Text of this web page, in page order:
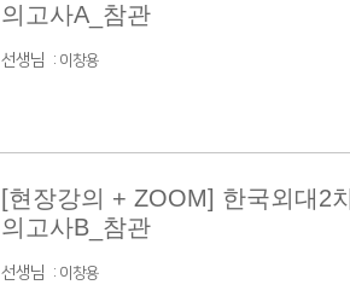
의고사A_참관
선생님 : 이창용
[현장강의 + ZOOM] 한국외대2
의고사B_참관
선생님 : 이창용